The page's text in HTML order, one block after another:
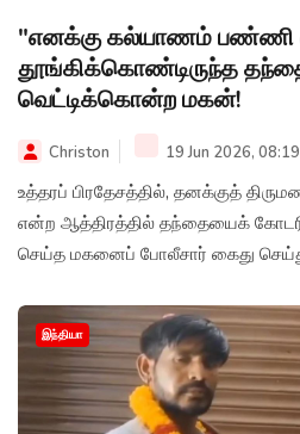
"எனக்கு கல்யாணம் பண்ணி
தூங்கிக்கொண்டிருந்த
வெட்டிக்கொன்ற மகன்!
Christon 19 Jun 2026,
உத்தரப் பிரதேசத்தில், தனக்குத்
என்ற ஆத்திரத்தில் தந்தையைக்
செய்த மகனைப் போலீசார் கைது
இந்தியா